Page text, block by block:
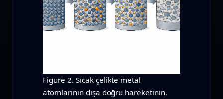
Figure 2. Sıcak çelikte metal
atomlarının dışa doğru hareketinin,